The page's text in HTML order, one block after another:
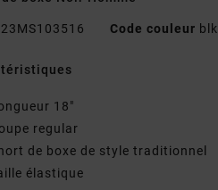
23MS103516 Code couleur blk
18"
regular
de boxe de style traditionnel
élastique